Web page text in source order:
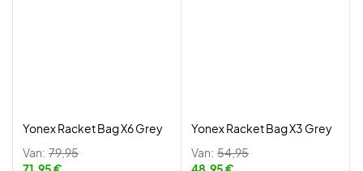
Yonex Racket Bag X6 Grey
Van: 79,95
Yonex Racket Bag X3 Grey
Van: 54,95